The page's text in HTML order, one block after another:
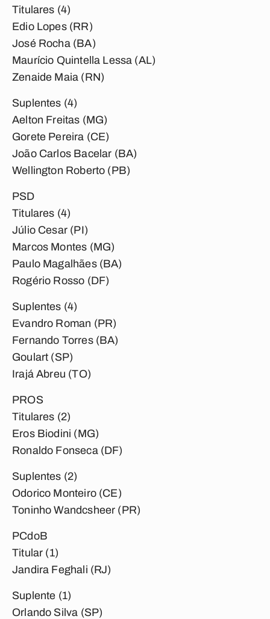
Titulares (4)
Edio Lopes (RR)
José Rocha (BA)
Maurício Quintella Lessa (AL)
Zenaide Maia (RN)
Suplentes (4)
Aelton Freitas (MG)
Gorete Pereira (CE)
João Carlos Bacelar (BA)
Wellington Roberto (PB)
PSD
Titulares (4)
Júlio Cesar (PI)
Marcos Montes (MG)
Paulo Magalhães (BA)
Rogério Rosso (DF)
Suplentes (4)
Evandro Roman (PR)
Fernando Torres (BA)
Goulart (SP)
Irajá Abreu (TO)
PROS
Titulares (2)
Eros Biodini (MG)
Ronaldo Fonseca (DF)
Suplentes (2)
Odorico Monteiro (CE)
Toninho Wandcsheer (PR)
PCdoB
Titular (1)
Jandira Feghali (RJ)
Suplente (1)
Orlando Silva (SP)